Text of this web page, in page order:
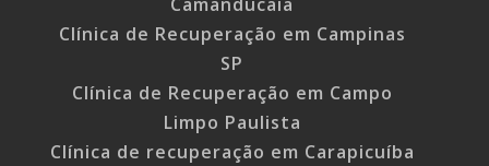
Clínica de Recuperação em Campinas
SP
Clínica de Recuperação em Campo
Limpo Paulista
Clínica de recuperação em Carapicuíba